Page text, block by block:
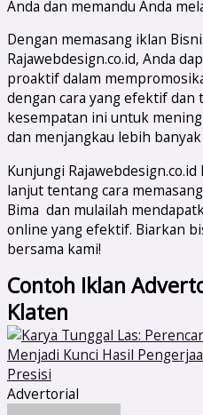
Anda dan memandu Anda
Dengan memasang iklan
Rajawebdesign.co.id, Anda
proaktif dalam
dengan cara yang efektif dan
kesempatan ini untuk
dan menjangkau lebih
Kunjungi
lanjut tentang cara
Bima dan mulailah
online yang efektif. Biarkan
bersama kami!
Contoh Iklan
Klaten
Advertorial